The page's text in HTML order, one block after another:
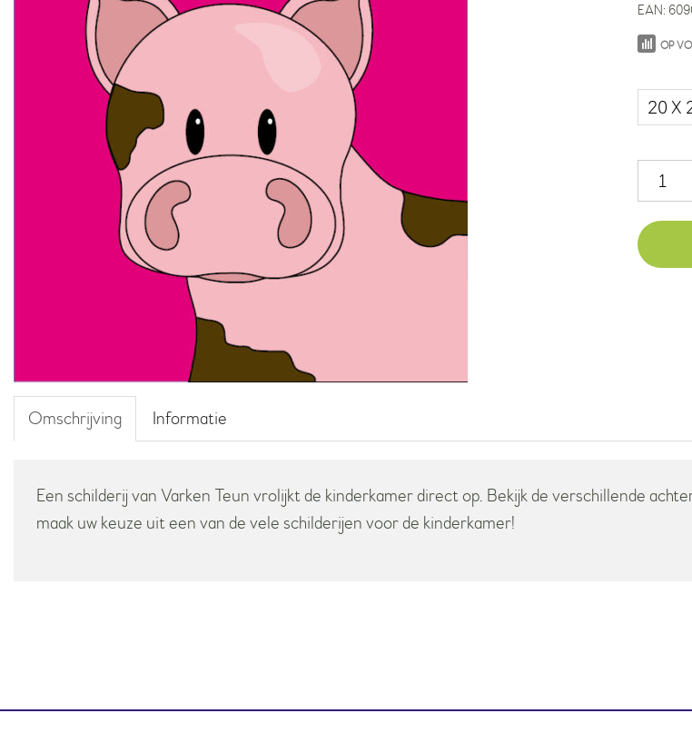
EAN:
OP
Omschrijving Informatie
Een schilderij van Varken Teun vrolijkt de kinderkamer direct op. Bekijk de verschillende
maak uw keuze uit een van de vele schilderijen voor de kinderkamer!